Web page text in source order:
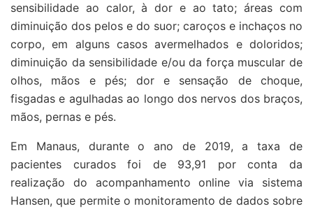
sensibilidade ao calor, à dor e ao tato; áreas com
diminuição dos pelos e do suor; caroços e inchaços no
corpo, em alguns casos avermelhados e doloridos;
diminuição da sensibilidade e/ou da força muscular de
olhos, mãos e pés; dor e sensação de choque,
fisgadas e agulhadas ao longo dos nervos dos braços,
mãos, pernas e pés.
Em Manaus, durante o ano de 2019, a taxa de
pacientes curados foi de 93,91 por conta da
realização do acompanhamento online via sistema
Hansen, que permite o monitoramento de dados sobre